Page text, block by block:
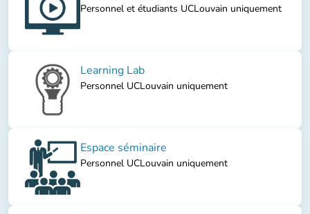
Personnel et étudiants UCLouvain uniquement
Learning Lab
Personnel UCLouvain uniquement
Espace séminaire
Personnel UCLouvain uniquement